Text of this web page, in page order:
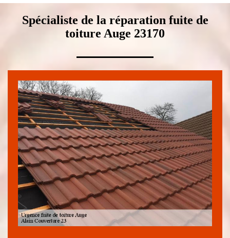
Spécialiste de la réparation fuite de
toiture Auge 23170